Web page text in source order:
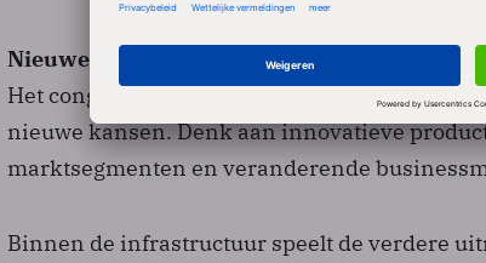
Nieuwe kansen en verschuivende
Het congres staat niet alleen stil bij risico’s
nieuwe kansen. Denk aan innovatieve
marktsegmenten en veranderende
Binnen de infrastructuur speelt de verdere